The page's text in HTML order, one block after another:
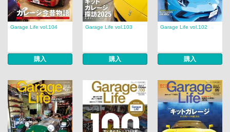
Garage Life vol.104
購入
Garage Life vol.103
購入
Garage Life vol.102
購入